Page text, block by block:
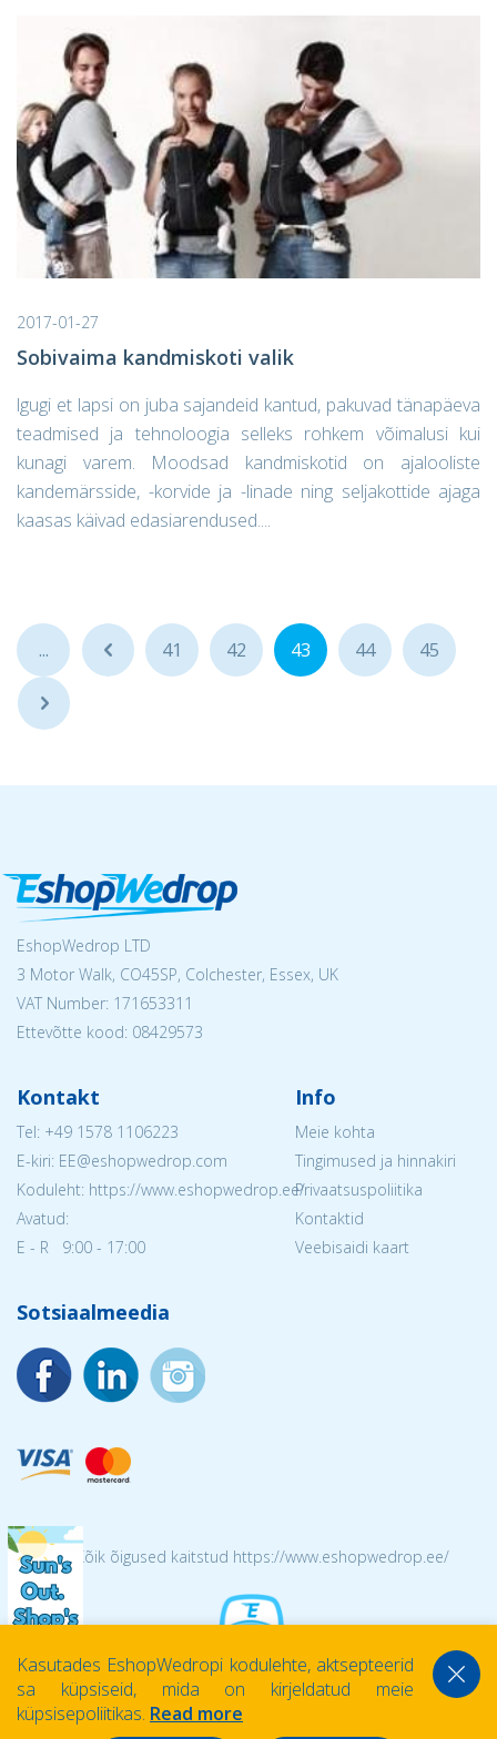
2017-01-27
Sobivaima kandmiskoti valik
lgugi et lapsi on juba sajandeid kantud, pakuvad tänapäeva
teadmised ja tehnoloogia selleks rohkem võimalusi kui
kunagi varem. Moodsad kandmiskotid on ajalooliste
kandemärsside, -korvide ja -linade ning seljakottide ajaga
kaasas käivad edasiarendused....
... ... 41 42 43 44 45
...
EshopWedrop LTD
3 Motor Walk, CO45SP, Colchester, Essex, UK
VAT Number: 171653311
Ettevõtte kood: 08429573
Kontakt
Tel: +49 1578 1106223
E-kiri: EE@eshopwedrop.com
Koduleht: https://www.eshopwedrop.ee/
Avatud:
E - R 9:00 - 17:00
Info
Meie kohta
Tingimused ja hinnakiri
Privaatsuspoliitika
Kontaktid
Veebisaidi kaart
Sotsiaalmeedia
© 2026 Kõik õigused kaitstud https://www.eshopwedrop.ee/
Kasutades EshopWedropi kodulehte, aktsepteerid
sa küpsiseid, mida on kirjeldatud meie
küpsisepoliitikas. Read more